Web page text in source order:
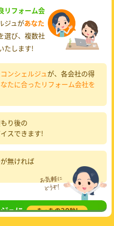
リフォーム会
ジュがあなた
選び、複数社
たします!
ンシェルジュ が、各会社の得
たに合ったリフォーム会社を
り後の
スできます!
無ければ
してみる